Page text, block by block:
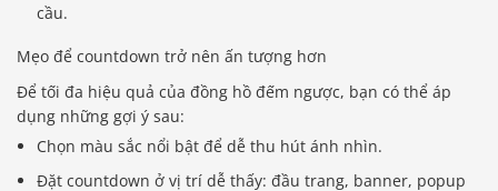
cầu.
Mẹo để countdown trở nên ấn tượng hơn
Để tối đa hiệu quả của đồng hồ đếm ngược, bạn có thể áp
dụng những gợi ý sau:
Chọn màu sắc nổi bật để dễ thu hút ánh nhìn.
Đặt countdown ở vị trí dễ thấy: đầu trang, banner, popup